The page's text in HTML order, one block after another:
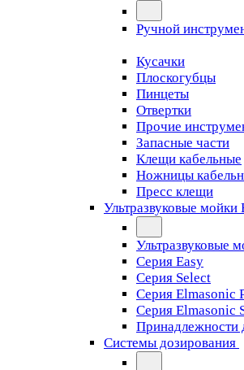
Ручной
Кусачки
Плоскогубцы
Пинцеты
Отвертки
Прочие
Запасные части
Клещи кабельные
Ножницы
Пресс клещи
Ультразвуковые мойки
Ультразвуковые
Серия Easy
Серия Select
Серия Elmasonic
Серия Elmasonic
Принадлежности
Системы дозирования